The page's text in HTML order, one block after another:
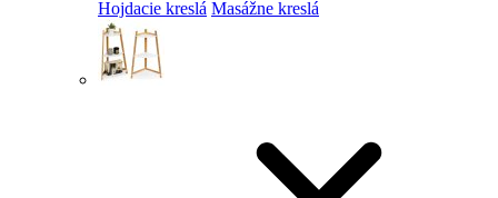
Hojdacie kreslá Masážne kreslá